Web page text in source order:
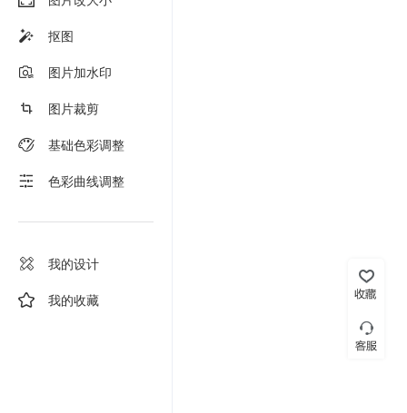
抠图
图片加水印
图片裁剪
基础色彩调整
色彩曲线调整
我的设计
我的收藏